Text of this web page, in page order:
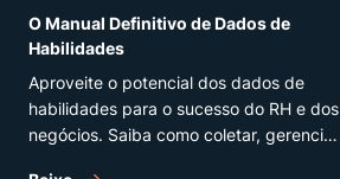
O Manual Definitivo de Dados de
Habilidades
Aproveite o potencial dos dados de
habilidades para o sucesso do RH e dos
negócios. Saiba como coletar, gerenciar